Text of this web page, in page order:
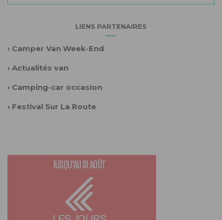
LIENS PARTENAIRES
› Camper Van Week-End
› Actualités van
› Camping-car occasion
› Festival Sur La Route